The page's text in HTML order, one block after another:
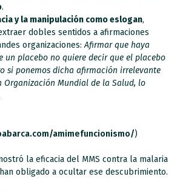
.
y la manipulación como eslogan,
dobles sentidos a afirmaciones
organizaciones:Afirmar que haya
un placebo no quiere decir que el placebo
si ponemos dicha afirmación irrelevante
Organización Mundial de la Salud, lo
amimefuncionismo/)
la eficacia del MMS contra la malaria
obligado a ocultar ese descubrimiento.